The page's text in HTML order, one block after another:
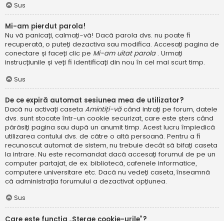
Sus
Mi-am pierdut parola!
Nu vă panicați, calmați-vă! Dacă parola dvs. nu poate fi
recuperată, o puteți dezactiva sau modifica. Accesați pagina de
conectare și faceți clic pe Mi-am uitat parola . Urmați
instrucțiunile și veți fi identificați din nou în cel mai scurt timp.
Sus
De ce expiră automat sesiunea mea de utilizator?
Dacă nu activați caseta Amintiți-văcând intrați pe forum, datele
dvs. sunt stocate într-un cookie securizat, care este șters când
părăsiți pagina sau după un anumit timp. Acest lucru împiedică
utilizarea contului dvs. de către o altă persoană. Pentru a fi
recunoscut automat de sistem, nu trebuie decât să bifați caseta
la intrare. Nu este recomandat dacă accesați forumul de pe un
computer partajat, de ex. bibliotecă, cafenele informatice,
computere universitare etc. Dacă nu vedeți caseta, înseamnă
că administrația forumului a dezactivat opțiunea.
Sus
Care este funcția „Șterge cookie-urile”?